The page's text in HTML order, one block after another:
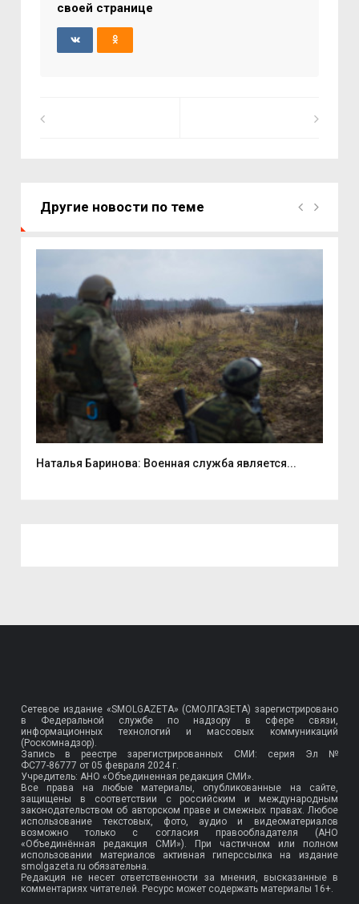
своей странице
Другие новости по теме
Наталья Баринова: Военная служба является...
Сетевое издание «SMOLGAZETA» (СМОЛГАЗЕТА) зарегистрировано
в Федеральной службе по надзору в сфере связи,
информационных технологий и массовых коммуникаций
(Роскомнадзор).
Запись в реестре зарегистрированных СМИ: серия Эл №
ФС77-86777 от 05 февраля 2024 г.
Учредитель: АНО «Объединенная редакция СМИ».
Все права на любые материалы, опубликованные на сайте,
защищены в соответствии с российским и международным
законодательством об авторском праве и смежных правах. Любое
использование текстовых, фото, аудио и видеоматериалов
возможно только с согласия правообладателя (АНО
«Объединённая редакция СМИ»). При частичном или полном
использовании материалов активная гиперссылка на издание
smolgazeta.ru обязательна.
Редакция не несет ответственности за мнения, высказанные в
комментариях читателей. Ресурс может содержать материалы 16+.